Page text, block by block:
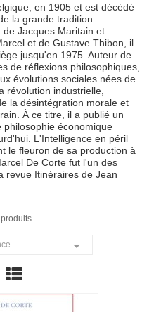
en 1905 et est décédé
la grande tradition
Jacques Maritain et
et de Gustave Thibon, il
jusqu'en 1975. Auteur de
de réflexions philosophiques,
évolutions sociales nées de
révolution industrielle,
la désintégration morale et
À ce titre, il a publié un
économique
L'Intelligence en péril
le fleuron de sa production à
De Corte fut l'un des
revue Itinéraires de Jean
